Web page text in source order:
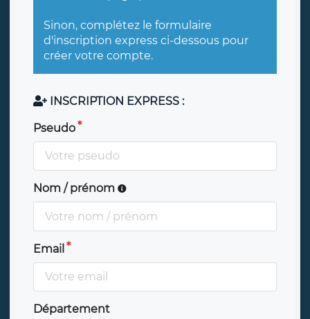
Sinon, complétez le formulaire
d'inscription express ci-dessous pour
créer votre compte.
INSCRIPTION EXPRESS :
Pseudo
Nom / prénom
Email
Département